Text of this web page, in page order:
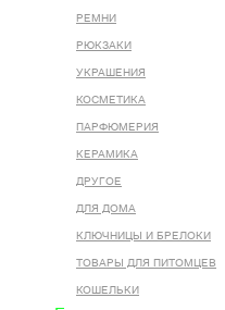
РЕМНИ
РЮКЗАКИ
УКРАШЕНИЯ
КОСМЕТИКА
ПАРФЮМЕРИЯ
КЕРАМИКА
ДРУГОЕ
ДЛЯ ДОМА
КЛЮЧНИЦЫ И БРЕЛОКИ
ТОВАРЫ ДЛЯ ПИТОМЦЕВ
КОШЕЛЬКИ